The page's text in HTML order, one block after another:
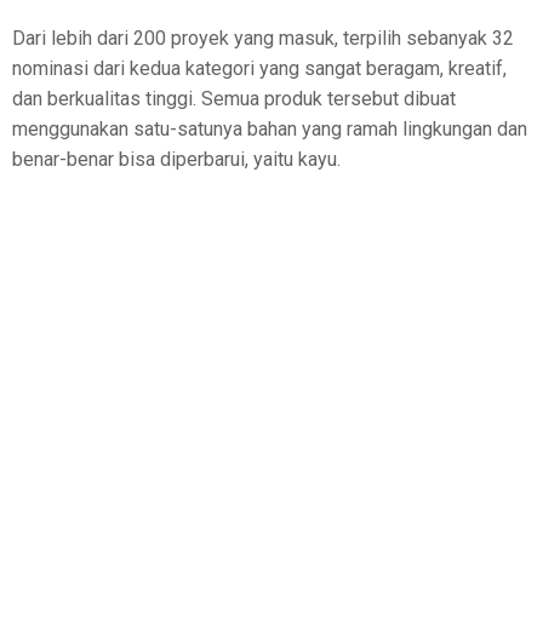
Dari lebih dari 200 proyek yang masuk, terpilih sebanyak 32
nominasi dari kedua kategori yang sangat beragam, kreatif,
dan berkualitas tinggi. Semua produk tersebut dibuat
menggunakan satu-satunya bahan yang ramah lingkungan dan
benar-benar bisa diperbarui, yaitu kayu.